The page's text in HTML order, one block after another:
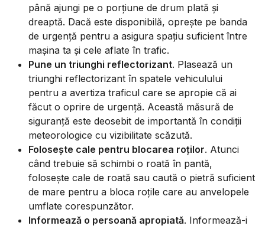
până ajungi pe o porțiune de drum plată și
dreaptă. Dacă este disponibilă, oprește pe banda
de urgență pentru a asigura spațiu suficient între
mașina ta și cele aflate în trafic.
Pune un triunghi reflectorizant. Plasează un
triunghi reflectorizant în spatele vehiculului
pentru a avertiza traficul care se apropie că ai
făcut o oprire de urgență. Această măsură de
siguranță este deosebit de importantă în condiții
meteorologice cu vizibilitate scăzută.
Folosește cale pentru blocarea roților. Atunci
când trebuie să schimbi o roată în pantă,
folosește cale de roată sau caută o pietră suficient
de mare pentru a bloca roțile care au anvelopele
umflate corespunzător.
Informează o persoană apropiată. Informează-i